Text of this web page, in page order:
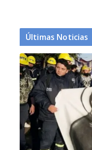
Últimas Noticias